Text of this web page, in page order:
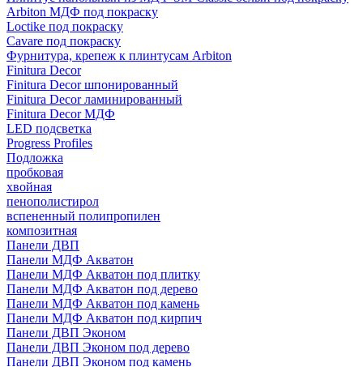
Arbiton МДФ под покраску
Loctike под покраску
Cavare под покраску
Фурнитура, крепеж к плинтусам Arbiton
Finitura Decor
Finitura Decor шпонированный
Finitura Decor ламинированный
Finitura Decor МДФ
LED подсветка
Progress Profiles
Подложка
пробковая
хвойная
пенополистирол
вспененный полипропилен
композитная
Панели ДВП
Панели МДФ Акватон
Панели МДФ Акватон под плитку
Панели МДФ Акватон под дерево
Панели МДФ Акватон под камень
Панели МДФ Акватон под кирпич
Панели ДВП Эконом
Панели ДВП Эконом под дерево
Панели ДВП Эконом под камень